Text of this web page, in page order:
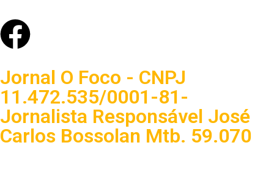
Jornal O Foco - CNPJ
11.472.535/0001-81-
Jornalista Responsável José
Carlos Bossolan Mtb. 59.070